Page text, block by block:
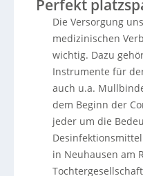
Perfekt
Die Versorgung
medizinischen
wichtig. Dazu
Instrumente für
auch u.a.
dem Beginn der
jeder um die
in Neuhausen am